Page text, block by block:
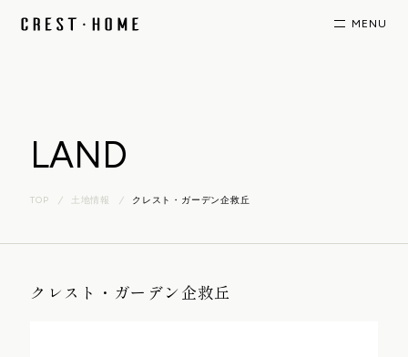
LAND
TOP 土地情報 クレスト・ガーデン企救丘
クレスト・ガーデン企救丘